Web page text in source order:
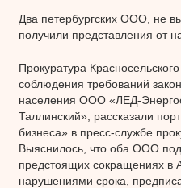
Два петербургских ООО, не
получили представления от
Прокуратура
соблюдения требований
населения ООО «ЛЕД-
Таллинский», рассказали
бизнеса» в пресс-службе
Выяснилось, что оба ООО
предстоящих сокращениях в
нарушениями срока,